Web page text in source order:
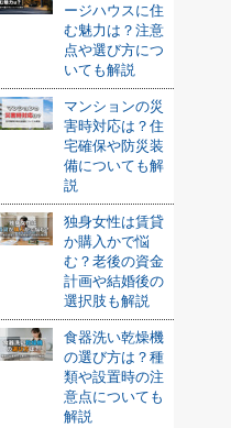
ージハウスに住
む魅力は？注意
点や選び方につ
いても解説
マンションの災
害時対応は？住
宅確保や防災装
備についても解
説
独身女性は賃貸
か購入かで悩
む？老後の資金
計画や結婚後の
選択肢も解説
食器洗い乾燥機
の選び方は？種
類や設置時の注
意点についても
解説